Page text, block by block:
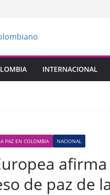
INTERNACIONAL
PAZ EN COLOMBIA NACIONAL
de paz de